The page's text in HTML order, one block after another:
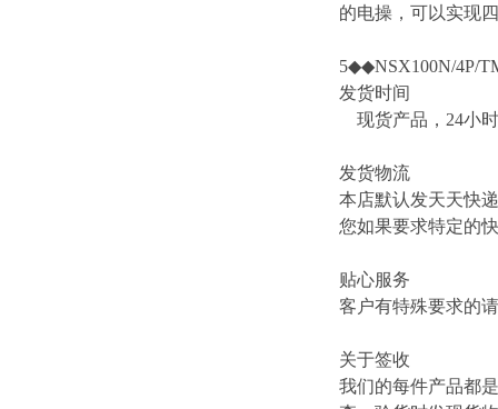
的电操，可以实现
5◆◆NSX100N/4P/
发货时间
现货产品，24小
发货物流
本店默认发天天快
您如果要求特定的
贴心服务
客户有特殊要求的
关于签收
我们的每件产品都